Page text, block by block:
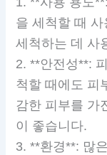
을 세척할 때
세척하는 데 사
2. **안전성**:
척할 때에도 피
감한 피부를 가
이 좋습니다.
3. **환경**: 많